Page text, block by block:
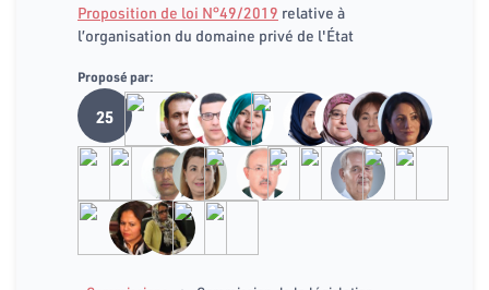
Proposition de loi N°49/2019 relative à
l’organisation du domaine privé de l'État
Proposé par:
25